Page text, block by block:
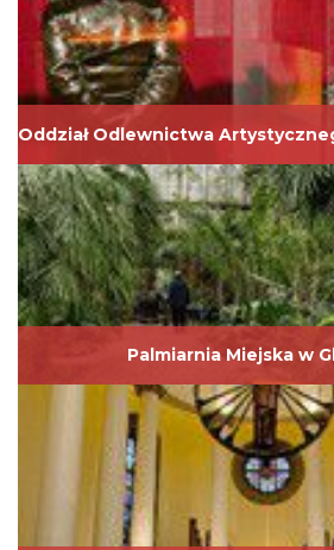
Palmiarnia Miejska w